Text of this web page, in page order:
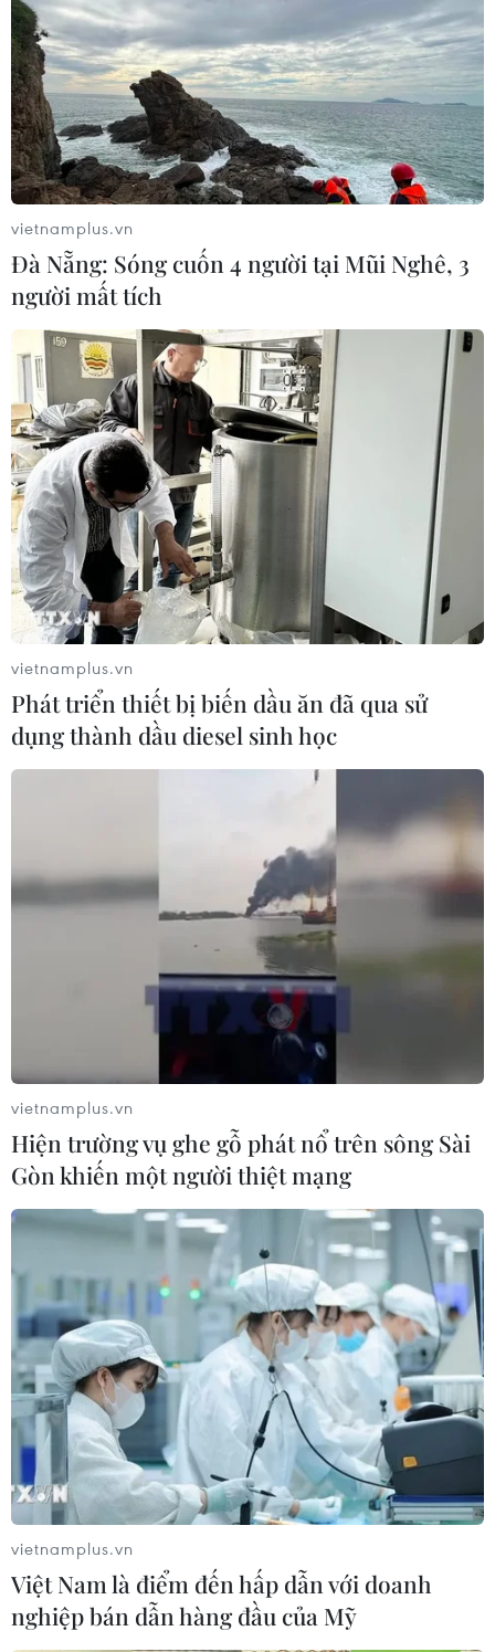
vietnamplus.vn
Đà Nẵng: Sóng cuốn 4 người tại Mũi Nghê, 3
người mất tích
vietnamplus.vn
Phát triển thiết bị biến dầu ăn đã qua sử
dụng thành dầu diesel sinh học
vietnamplus.vn
Hiện trường vụ ghe gỗ phát nổ trên sông Sài
Gòn khiến một người thiệt mạng
vietnamplus.vn
Việt Nam là điểm đến hấp dẫn với doanh
nghiệp bán dẫn hàng đầu của Mỹ